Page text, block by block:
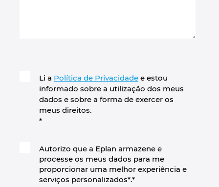
Li a Política de Privacidade e estou
informado sobre a utilização dos meus
dados e sobre a forma de exercer os
meus direitos.
*
Autorizo que a Eplan armazene e
processe os meus dados para me
proporcionar uma melhor experiência e
serviços personalizados*.*